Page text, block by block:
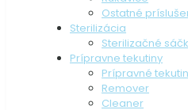
Ostatné
Sterilizácia
Sterilizačné
Prípravne tekutiny
Prípravné
Remover
Cleaner